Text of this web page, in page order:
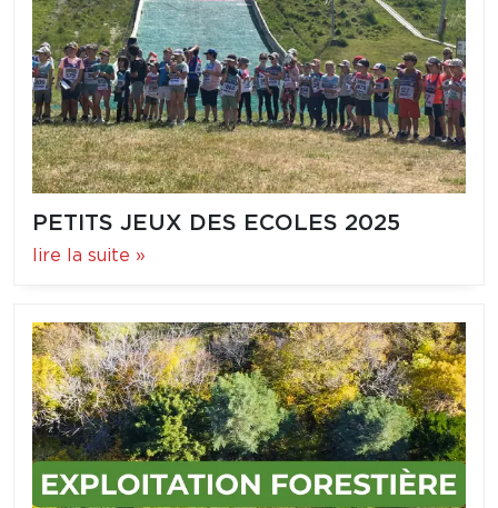
PETITS JEUX DES ECOLES 2025
lire la suite »